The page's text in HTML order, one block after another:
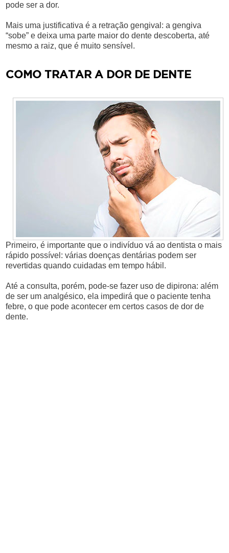
pode ser a dor.
Mais uma justificativa é a retração gengival: a gengiva
“sobe” e deixa uma parte maior do dente descoberta, até
mesmo a raiz, que é muito sensível.
COMO TRATAR A DOR DE DENTE
Primeiro, é importante que o indivíduo vá ao dentista o mais
rápido possível: várias doenças dentárias podem ser
revertidas quando cuidadas em tempo hábil.
Até a consulta, porém, pode-se fazer uso de dipirona: além
de ser um analgésico, ela impedirá que o paciente tenha
febre, o que pode acontecer em certos casos de dor de
dente.